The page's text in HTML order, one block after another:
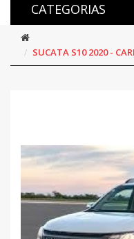
CATEGORIAS
SUCATA S10 2020 -